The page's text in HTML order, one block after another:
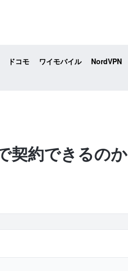
ドコモ ワイモバイル
NordVPN
契約できるのか